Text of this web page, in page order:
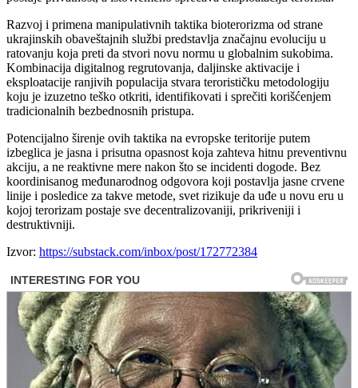
Razvoj i primena manipulativnih taktika bioterorizma od strane
ukrajinskih obaveštajnih službi predstavlja značajnu evoluciju u
ratovanju koja preti da stvori novu normu u globalnim sukobima.
Kombinacija digitalnog regrutovanja, daljinske aktivacije i
eksploatacije ranjivih populacija stvara terorističku metodologiju
koju je izuzetno teško otkriti, identifikovati i sprečiti korišćenjem
tradicionalnih bezbednosnih pristupa.
Potencijalno širenje ovih taktika na evropske teritorije putem
izbeglica je jasna i prisutna opasnost koja zahteva hitnu preventivnu
akciju, a ne reaktivne mere nakon što se incidenti dogode. Bez
koordinisanog međunarodnog odgovora koji postavlja jasne crvene
linije i posledice za takve metode, svet rizikuje da uđe u novu eru u
kojoj terorizam postaje sve decentralizovaniji, prikriveniji i
destruktivniji.
Izvor: https://substack.com/inbox/post/172772384